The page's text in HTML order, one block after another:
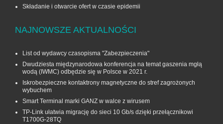
Składanie i otwarcie ofert w czasie epidemii
NAJNOWSZE AKTUALNOŚCI
List od wydawcy czasopisma "Zabezpieczenia"
Dwudziesta międzynarodowa konferencja na temat gaszenia mgłą
wodą (IWMC) odbędzie się w Polsce w 2021 r.
Iskrobezpieczne kontaktrony magnetyczne do stref zagrożonych
wybuchem
Smart Terminal marki GANZ w walce z wirusem
TP-Link ułatwia migrację do sieci 10 Gb/s dzięki przełącznikowi
T1700G‑28TQ